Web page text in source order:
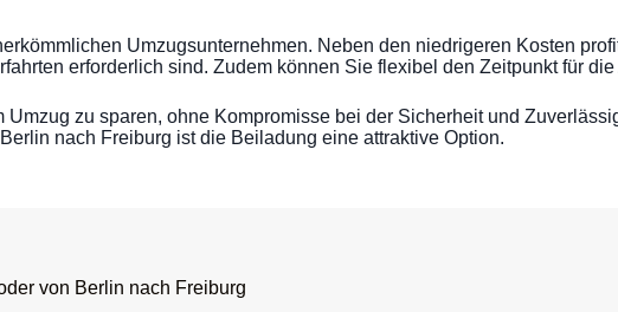
Umzugsunternehmen. Neben den niedrigeren Kosten
erforderlich sind. Zudem können Sie flexibel den Zeitpunkt für
zu sparen, ohne Kompromisse bei der Sicherheit und
nach Freiburg ist die Beiladung eine attraktive Option.
von Berlin nach Freiburg